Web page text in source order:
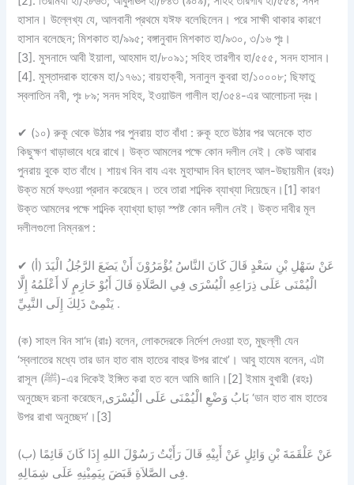
হাসান। উল্লেখ্য যে, আলবানী প্রথমে যঈফ বলেছিলেন। পরে সাক্ষী থাকার কারণে
হাসান বলেছেন; মিশকাত হা/৯৯৫; বঙ্গানুবাদ মিশকাত হা/৯৩০, ৩/১৬ পৃঃ।
[3]. মুসনাদে আবী ইয়ালা, আহমাদ হা/৮০৯১; সহিহ তারগীব হা/৫৫৫, সনদ হাসান।
[4]. মুস্তাদরাক হাকেম হা/১৭৬১; বায়হাক্বী, সনানুল কুবরা হা/১০০০৮; ছিফাতু
স্বলাতিন নবী, পৃঃ ৮৯; সনদ সহিহ, ইওয়াউল গালীল হা/৩৫৪-এর আলোচনা দ্রঃ।
✔ (১০) রুকূ থেকে উঠার পর পুনরায় হাত বাঁধা :রুকূ হতে উঠার পর অনেকে হাত
কিছুক্ষণ খাড়াভাবে ধরে রাখে। উক্ত আমলের পক্ষে কোন দলীল নেই। কেউ আবার
পুনরায় বুকে হাত বাঁধে। শায়খ বিন বায এবং মুহাম্মাদ বিন ছালেহ আল-উছায়মীন (রহঃ)
উক্ত মর্মে ফৎওয়া প্রদান করেছেন। তবে তারা শাব্দিক ব্যাখ্যা দিয়েছেন।[1] কারণ
উক্ত আমলের পক্ষে শাব্দিক ব্যাখ্যা ছাড়া স্পষ্ট কোন দলীল নেই। উক্ত দাবীর মূল
দলীলগুলো নিম্নরূপ :
✔ (أ) عَنْ سَهْلِ بْنِ سَعْدٍ قَالَ كَانَ النَّاسُ يُؤْمَرُوْنَ أَنْ يَضَعَ الرَّجُلُ الْيَدَ
الْيُمْنَى عَلَى ذِرَاعِهِ الْيُسْرَى فِي الصَّلَاةِ قَالَ أَبُوْ حَازِمٍ لَا أَعْلَمُهُ إِلَّا
يَنْمِىْ ذَلِكَ إِلَى النَّبِيِّ .
(ক) সাহল বিন সা‘দ (রাঃ) বলেন, লোকদেরকে নির্দেশ দেওয়া হত, মুছল্লী যেন
‘স্বলাতের মধ্যে তার ডান হাত বাম হাতের বাহুর উপর রাখে’। আবু হাযেম বলেন, এটা
রাসূল (ﷺ)-এর দিকেই ইঙ্গিত করা হত বলে আমি জানি।[2] ইমাম বুখারী (রহঃ)
অনুচ্ছেদ রচনা করেছেন,بَابُ وَضْعِ الْيُمْنَى عَلَى الْيُسْرَى ‘ডান হাত বাম হাতের
উপর রাখা অনুচ্ছেদ’।[3]
(ب) عَنْ عَلْقَمَةَ بْنِ وَائِلٍ عَنْ أَبِيْهِ قَالَ رَأَيْتُ رَسُوْلَ اللهِ إِذَا كَانَ قَائِمًا
فِى الصَّلاَةِ قَبَضَ بِيَمِيْنِهِ عَلَى شِمَالِهِ.